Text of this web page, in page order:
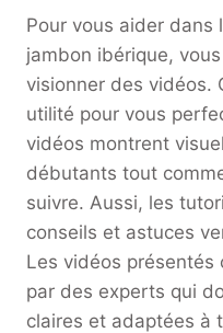
Pour vous aider dans
jambon ibérique,
visionner des vidéos.
utilité pour vous
vidéos montrent
débutants tout
suivre. Aussi, les
conseils et astuces
Les vidéos
par des experts qui
claires et adaptées à